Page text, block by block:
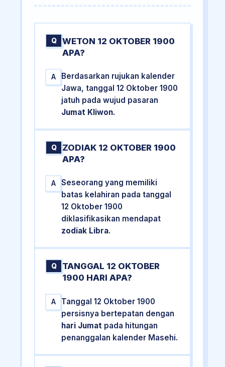
Q
WETON 12 OKTOBER 1900
APA?
A
Berdasarkan rujukan kalender
Jawa, tanggal 12 Oktober 1900
jatuh pada wujud pasaran
Jumat Kliwon.
Q
ZODIAK 12 OKTOBER 1900
APA?
A
Seseorang yang memiliki
batas kelahiran pada tanggal
12 Oktober 1900
diklasifikasikan mendapat
zodiak Libra.
Q
TANGGAL 12 OKTOBER
1900 HARI APA?
A
Tanggal 12 Oktober 1900
persisnya bertepatan dengan
hari Jumat pada hitungan
penanggalan kalender Masehi.